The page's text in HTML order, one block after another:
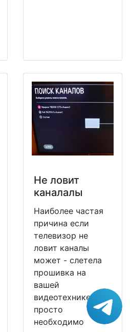
Не ловит
каналалы
Наиболее частая
причина если
телевизор не
ловит каналы
может - слетела
прошивка на
вашей
видеотехнике и ее
просто
необходимо